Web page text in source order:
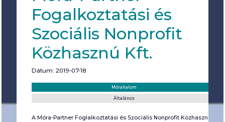
Fogalkoztatási és
Szociális Nonprofit
Közhasznú Kft.
Dátum: 2019-07-18
Mórahalom
Általános
A Móra-Partner Foglalkoztatási és Szociális Nonprofit Közhasznú